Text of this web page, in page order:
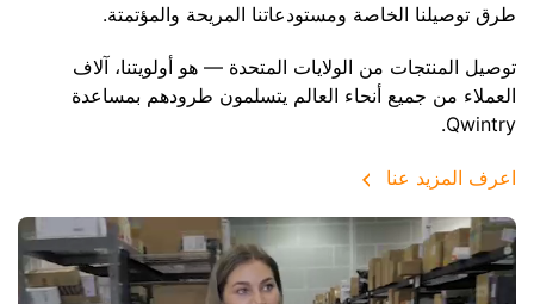
طرق توصيلنا الخاصة ومستودعاتنا المريحة والمؤتمتة.
توصيل المنتجات من الولايات المتحدة — هو أولويتنا، آلاف
العملاء من جميع أنحاء العالم يتسلمون طرودهم بمساعدة
Qwintry.
اعرف المزيد عنا